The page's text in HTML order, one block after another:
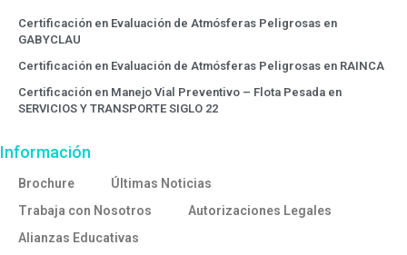
Certificación en Evaluación de Atmósferas Peligrosas en
GABYCLAU
Certificación en Evaluación de Atmósferas Peligrosas en RAINCA
Certificación en Manejo Vial Preventivo – Flota Pesada en
SERVICIOS Y TRANSPORTE SIGLO 22
Información
Brochure
Últimas Noticias
Trabaja con Nosotros
Autorizaciones Legales
Alianzas Educativas